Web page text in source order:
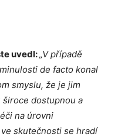
uvedl:„V případě
de facto konal
smyslu, že je jim
dostupnou a
na úrovni
skutečnosti se hradí